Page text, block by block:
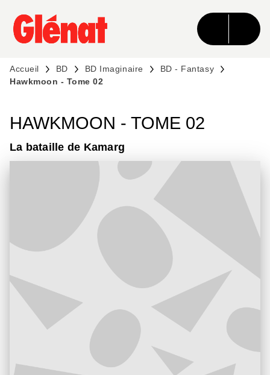
MENU RECHERCHE CONTENU
PIED DE PAGE
Accueil BD BD Imaginaire
BD - Fantasy
Hawkmoon - Tome 02
HAWKMOON - TOME 02
La bataille de Kamarg